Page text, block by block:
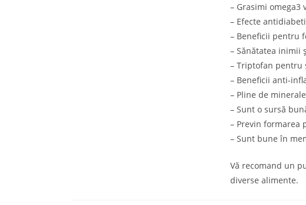
– Grasimi omega3
– Efecte
– Beneficii pentru
– Sănătatea inimii
– Triptofan pentru
– Beneficii anti-
– Pline de
– Sunt o sursă
– Previn formarea
– Sunt bune în
Vă recomand un
diverse alimente.